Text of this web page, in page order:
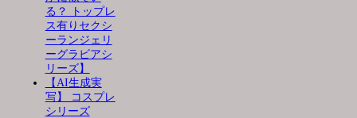
る？ トップレ
ス有りセクシ
ーランジェリ
ーグラビアシ
リーズ】
【AI生成実
写】 コスプレ
シリーズ